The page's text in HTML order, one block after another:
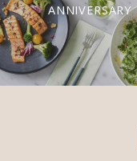
ANNIVERSARY